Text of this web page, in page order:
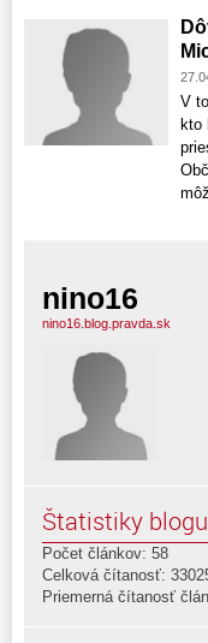
V
kto
nino16
nino16.blog.pravda.sk
Štatistiky blogu
Počet článkov: 58
Celková čítanosť:
Priemerná čítanosť